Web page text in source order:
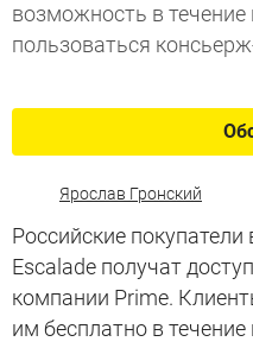
возможность в
пользоваться
Ярослав Гронский
Российские
Escalade получат
компании Prime.
им бесплатно в